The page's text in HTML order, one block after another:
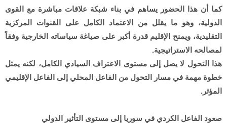
كما أن هذا الحضور يساهم في بناء شبكة علاقات مباشرة مع القوى
الدولية، وهو ما يقلل من الاعتماد الكامل على القنوات المركزية
التقليدية، ويمنح الإقليم قدرة أكبر على صياغة سياساته الخارجية وفقاً
لمصالحه الاستراتيجية.
هذا التحول لا يصل إلى مستوى الاعتراف السيادي الكامل، لكنه يمثل
خطوة مهمة في مسار التحول من الفاعل المحلي إلى الفاعل الإقليمي
المؤثر.
صعود الفاعل الكردي في سوريا إلى مستوى التأثير الدولي